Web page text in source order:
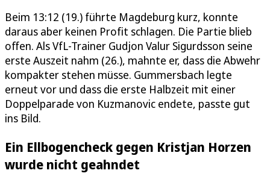
Beim 13:12 (19.) führte Magdeburg kurz, konnte
daraus aber keinen Profit schlagen. Die Partie blieb
offen. Als VfL-Trainer Gudjon Valur Sigurdsson seine
erste Auszeit nahm (26.), mahnte er, dass die Abwehr
kompakter stehen müsse. Gummersbach legte
erneut vor und dass die erste Halbzeit mit einer
Doppelparade von Kuzmanovic endete, passte gut
ins Bild.
Ein Ellbogencheck gegen Kristjan Horzen
wurde nicht geahndet